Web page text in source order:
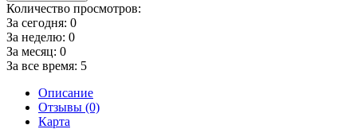
Количество просмотров:
За сегодня: 0
За неделю: 0
За месяц: 0
За все время: 5
Описание
Отзывы (0)
Карта